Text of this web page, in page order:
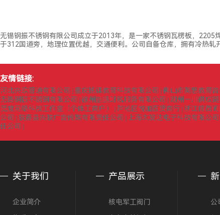
无锡钢振不锈钢有限公司成立于2013年，是一家不锈钢瓦楞板，
于312国道旁，地理位置优越，交通便利。公司自备仓库，拥有冷热
友情链接:
河北兴欧管道有限公司 重庆拣课教育科技有限公司 佛山市英思教育
无锡钢振不锈钢有限公司
徐州皓鹏财税服务有限公司 湖州一川供应
觅渡网络科技工作室（个体工商户）
芦淞区悦加百货商行 浙江信茂
公司
获嘉县兴联广告传媒有限责任公司 上海太发达电子科技有限公司
任公司
关于我们
企业简介
产品展示
核电军工阀门
公